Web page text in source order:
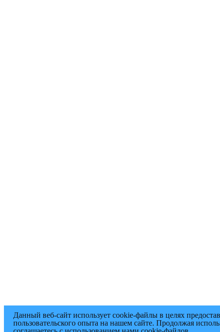
Данный веб-сайт использует cookie-файлы в целях
пользовательского опыта на нашем сайте. Продолжая